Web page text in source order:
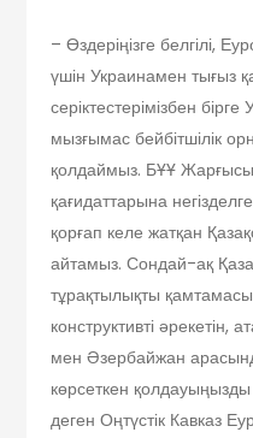
– Өздеріңізге белгілі,
үшін Украинамен тығыз
серіктестерімізбен
мызғымас бейбітшілік
қолдаймыз. БҰҰ
қағидаттарына
қорғап келе жатқан
айтамыз. Сондай-ақ
тұрақтылықты
конструк­тивті әрекетін,
мен Әзербайжан
көрсеткен
деген Оңтүстік Кавказ